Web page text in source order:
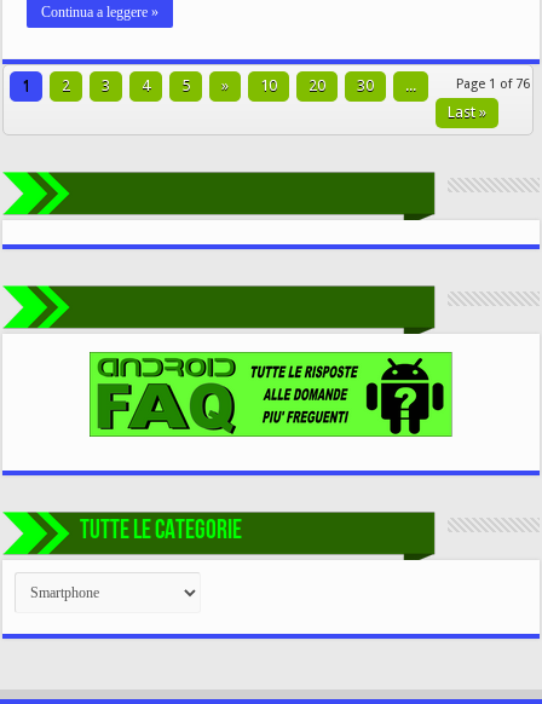
Continua a leggere »
Page 1 of 76
1 2 3 4 5 » 10 20 30
...
Last »
TUTTE LE CATEGORIE
TUTTE
CATEGORIE